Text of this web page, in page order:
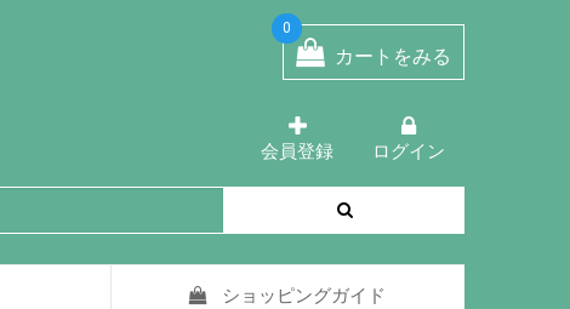
0
カートをみる
会員登録 ログイン
ショッピングガイド